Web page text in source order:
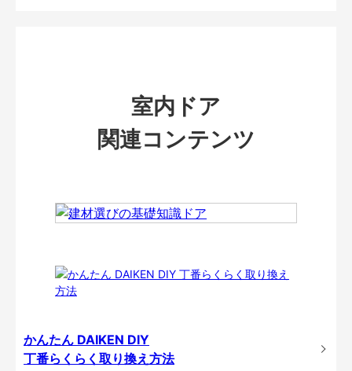
室内ドア
関連コンテンツ
かんたん DAIKEN DIY
丁番らくらく取り換え方法